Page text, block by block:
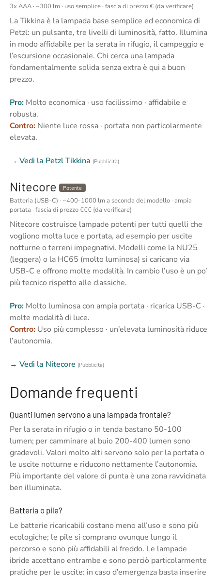
3x AAA · ~300 lm · uso semplice · fascia di prezzo € (da verificare)
La Tikkina è la lampada base semplice ed economica di
Petzl: un pulsante, tre livelli di luminosità, fatto. Illumina
in modo affidabile per la serata in rifugio, il campeggio e
l’escursione occasionale. Chi cerca una lampada
fondamentalmente solida senza extra è qui a buon
prezzo.
Pro: Molto economica · uso facilissimo · affidabile e
robusta.
Contro: Niente luce rossa · portata non particolarmente
elevata.
→ Vedi la Petzl Tikkina (Pubblicità)
Nitecore Potente
Batteria (USB-C) · ~400-1000 lm a seconda del modello · ampia
portata · fascia di prezzo €€€ (da verificare)
Nitecore costruisce lampade potenti per tutti quelli che
vogliono molta luce e portata, ad esempio per uscite
notturne o terreni impegnativi. Modelli come la NU25
(leggera) o la HC65 (molto luminosa) si caricano via
USB-C e offrono molte modalità. In cambio l’uso è un po’
più tecnico rispetto alle classiche.
Pro: Molto luminosa con ampia portata · ricarica USB-C ·
molte modalità di luce.
Contro: Uso più complesso · un’elevata luminosità riduce
l’autonomia.
→ Vedi la Nitecore (Pubblicità)
Domande frequenti
Quanti lumen servono a una lampada frontale?
Per la serata in rifugio o in tenda bastano 50-100
lumen; per camminare al buio 200-400 lumen sono
gradevoli. Valori molto alti servono solo per la portata o
le uscite notturne e riducono nettamente l’autonomia.
Più importante del valore di punta è una zona ravvicinata
ben illuminata.
Batteria o pile?
Le batterie ricaricabili costano meno all’uso e sono più
ecologiche; le pile si comprano ovunque lungo il
percorso e sono più affidabili al freddo. Le lampade
ibride accettano entrambe e sono perciò particolarmente
pratiche per le uscite: in caso d’emergenza basta inserire